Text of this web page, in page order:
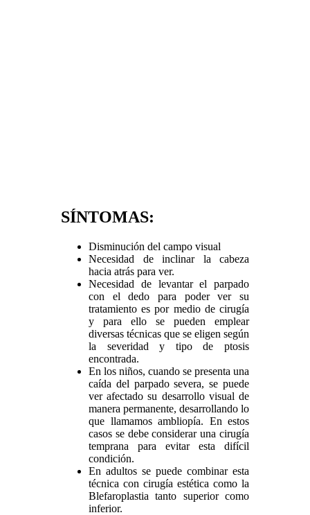
SÍNTOMAS:
Disminución del campo visual
Necesidad de inclinar la cabeza
hacia atrás para ver.
Necesidad de levantar el parpado
con el dedo para poder ver su
tratamiento es por medio de cirugía
y para ello se pueden emplear
diversas técnicas que se eligen según
la severidad y tipo de ptosis
encontrada.
En los niños, cuando se presenta una
caída del parpado severa, se puede
ver afectado su desarrollo visual de
manera permanente, desarrollando lo
que llamamos ambliopía. En estos
casos se debe considerar una cirugía
temprana para evitar esta difícil
condición.
En adultos se puede combinar esta
técnica con cirugía estética como la
Blefaroplastia tanto superior como
inferior.